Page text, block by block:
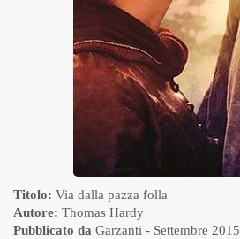
Titolo: Via dalla pazza folla
Autore: Thomas Hardy
Pubblicato da Garzanti - Settembre 2015